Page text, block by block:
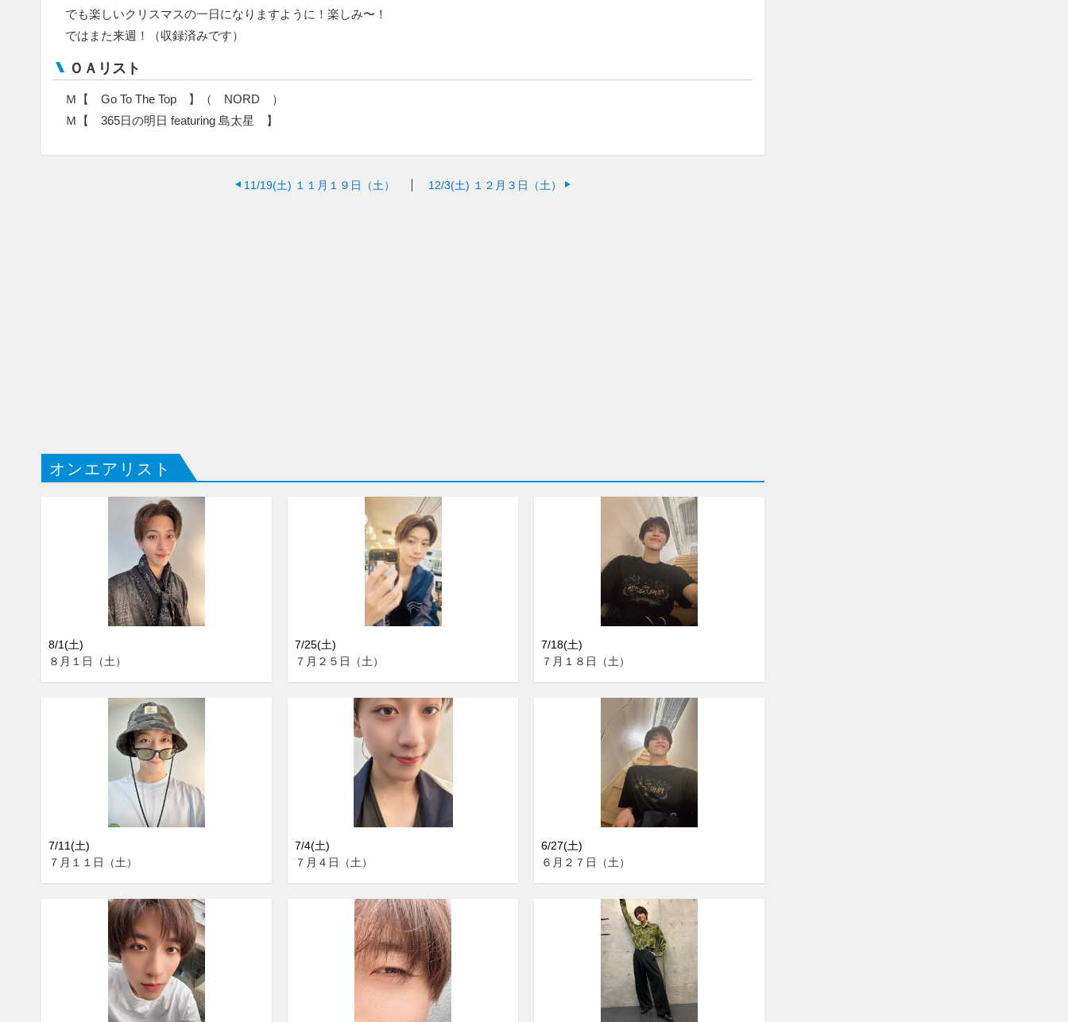
でも楽しいクリスマスの一日になりますように！楽しみ〜！
ではまた来週！（収録済みです）
ＯＡリスト
Ｍ【 Go To The Top 】（ NORD ）
Ｍ【 365日の明日 featuring 島太星 】
11/19(土) １１月１９日（土） 12/3(土) １２月３日（土）
オンエアリスト
8/1(土)
８月１日（土）
7/25(土)
７月２５日（土）
7/18(土)
７月１８日（土）
7/11(土)
７月１１日（土）
7/4(土)
７月４日（土）
6/27(土)
６月２７日（土）